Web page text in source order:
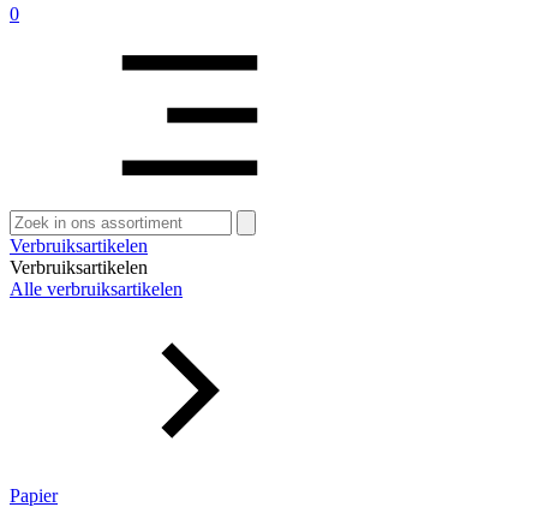
0
Zoeken
naar:
Verbruiksartikelen
Verbruiksartikelen
Alle verbruiksartikelen
Papier